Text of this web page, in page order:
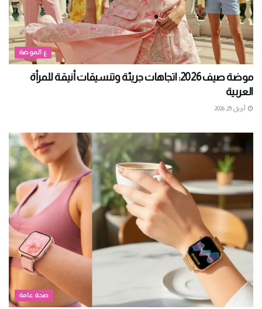
ع الموضة
موضة صيف 2026: اتجاهات جريئة وتنسيقات أنيقة للمرأة
العربية
أبريل 29, 2026
صحة عامة